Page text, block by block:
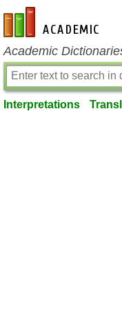
en-academic.com
Academic
Interpretations